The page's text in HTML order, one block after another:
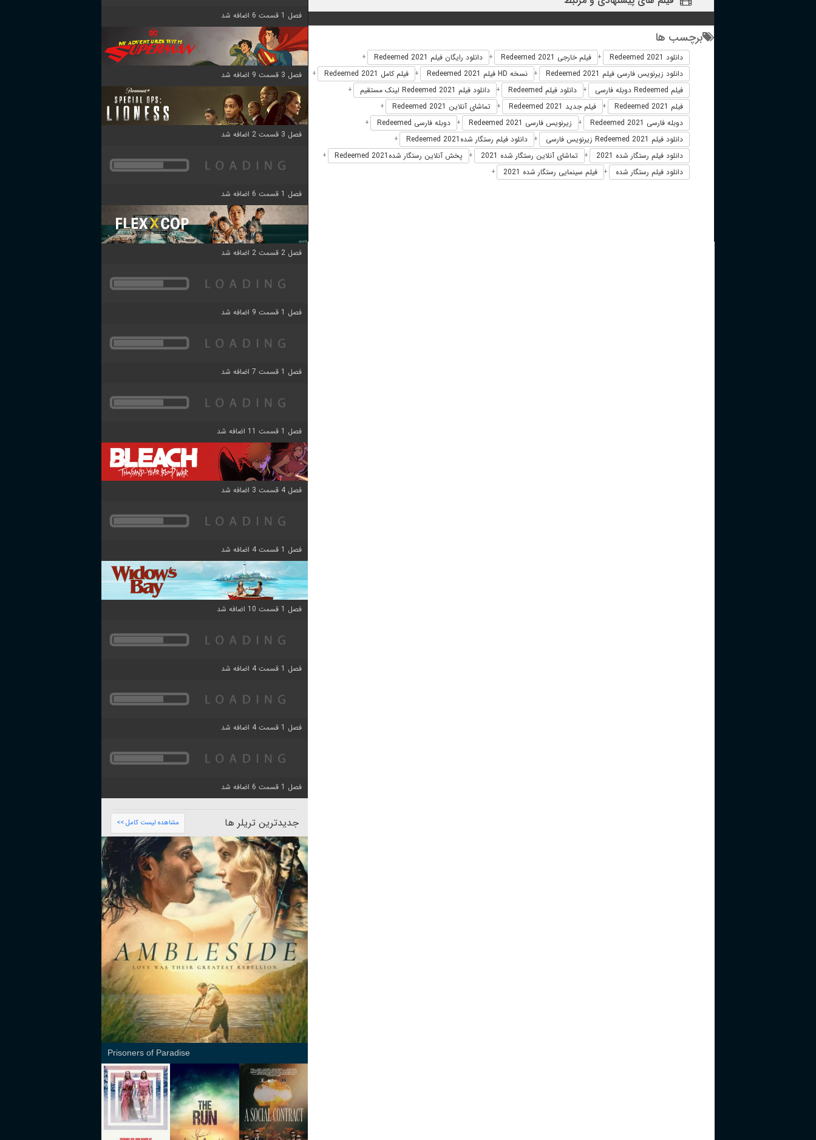
برچسب ها
دانلود Redeemed 2021 + فیلم خارجی Redeemed 2021 + دانلود رایگان فیلم Redeemed 2021 +
دانلود زیرنویس فارسی فیلم Redeemed 2021 + نسخه HD فیلم Redeemed 2021 + فیلم کامل Redeemed 2021 +
فیلم Redeemed دوبله فارسی + دانلود فیلم Redeemed + دانلود فیلم Redeemed 2021 لینک مستقیم +
فیلم Redeemed 2021 + فیلم جدید Redeemed 2021 + تماشای آنلاین Redeemed 2021 +
دوبله فارسی Redeemed 2021 + زیرنویس فارسی Redeemed 2021 + دوبله فارسی Redeemed +
دانلود فیلم Redeemed 2021 زیرنویس فارسی + دانلود فیلم رستگار شدهRedeemed 2021 +
دانلود فیلم رستگار شده 2021 + تماشای آنلاین رستگار شده 2021 + پخش آنلاین رستگار شدهRedeemed 2021 +
دانلود فیلم رستگار شده + فیلم سینمایی رستگار شده 2021 +
فصل 1 قسمت 6 اضافه شد
فصل 3 قسمت 9 اضافه شد
فصل 3 قسمت 2 اضافه شد
فصل 1 قسمت 6 اضافه شد
فصل 2 قسمت 2 اضافه شد
فصل 1 قسمت 9 اضافه شد
فصل 1 قسمت 7 اضافه شد
فصل 1 قسمت 11 اضافه شد
فصل 4 قسمت 3 اضافه شد
فصل 1 قسمت 4 اضافه شد
فصل 1 قسمت 10 اضافه شد
فصل 1 قسمت 4 اضافه شد
فصل 1 قسمت 4 اضافه شد
فصل 1 قسمت 6 اضافه شد
جدیدترین تریلر ها مشاهده لیست کامل >>
Prisoners of Paradise